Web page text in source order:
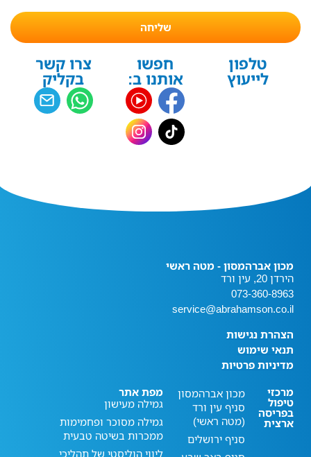
שליחה
טלפון
לייעוץ
חפשו
אותנו ב:
צרו קשר
בקליק
מכון אברהמסון - מטה ראשי
הירדן 20, עין ורד
073-360-8963
service@abrahamson.co.il
הצהרת נגישות
תנאי שימוש
מדיניות פרטיות
מרכזי
טיפול
בפריסה
ארצית
מכון אברהמסון
סניף עין ורד
(מטה ראשי)
סניף ירושלים
מפת אתר
גמילה מעישון
גמילה מסוכר ופחמימות
ממכרות בשיטה טבעית
ליווי הוליסטי של תהליכי